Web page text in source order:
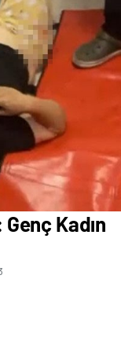
Genç Kadın